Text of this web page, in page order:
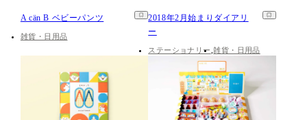
A cän B ベビーパンツ
雑貨・日用品
2018年2月始まりダイアリ
ー
ステーショナリー 雑貨・日用品